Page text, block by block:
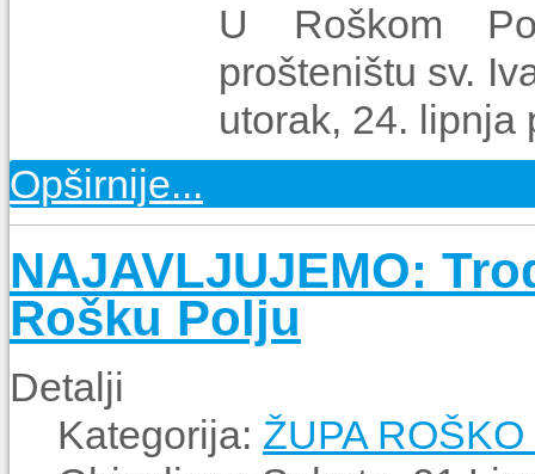
U Roškom
prošteništu sv.
utorak, 24. lipnja
Opširnije...
NAJAVLJUJEMO:
Rošku Polju
Detalji
Kategorija: ŽUPA